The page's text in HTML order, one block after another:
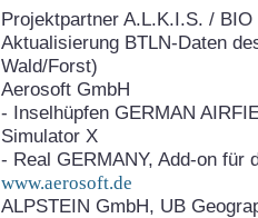
Projektpartner A.L.K.I.S. /
Aktualisierung BTLN-Daten
Wald/Forst)
Aerosoft GmbH
- Inselhüpfen GERMAN
Simulator X
- Real GERMANY, Add-on für
www.aerosoft.de
ALPSTEIN GmbH, UB